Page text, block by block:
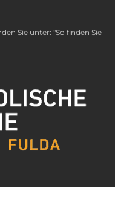
Sie unter: "So finden Sie